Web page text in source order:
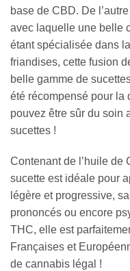
base de CBD. De
avec laquelle une belle
étant spécialisée dans
friandises, cette fusion
belle gamme de
été récompensé pour la
pouvez être sûr du soin
sucettes !
Contenant de l’huile de
sucette est idéale pour
légère et progressive,
prononcés ou encore
THC, elle est
Françaises et
de cannabis légal !